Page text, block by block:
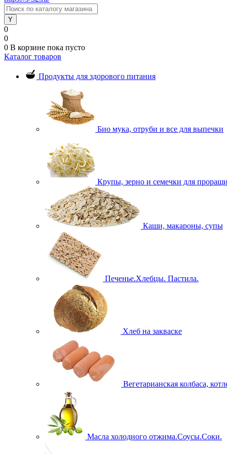
0
0
0 В корзине пока пусто
Каталог товаров
Продукты для здорового питания
Био мука, отруби и все для выпечки
Крупы, зерно и семечки для
Каши, макароны, супы
Печенье.Хлебцы. Пастила.
Хлеб на закваске
Вегетарианская колбаса,
Масла холодного отжима.Соусы.Соки.